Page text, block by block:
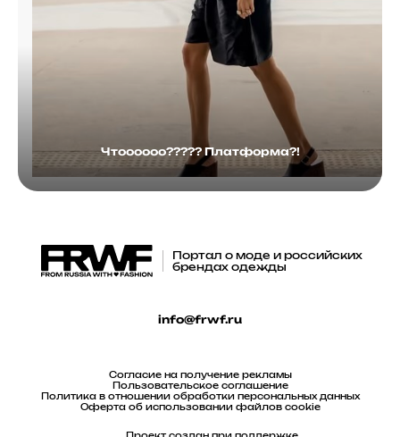
Чтоооооо????? Платформа?!
Портал о моде и российских
брендах одежды
info@frwf.ru
Согласие на получение рекламы
Пользовательское соглашение
Политика в отношении обработки персональных данных
Оферта об использовании файлов cookie